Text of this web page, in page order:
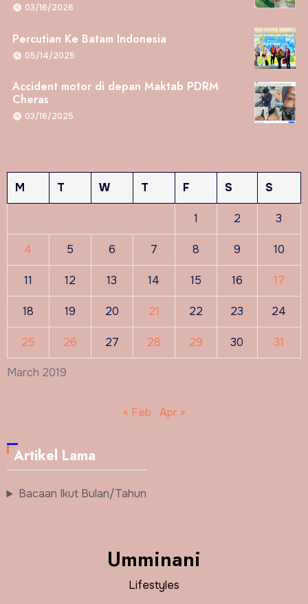
03/16/2026
Percutian Ke Batam Indonesia
05/14/2025
Accident motor di depan Maktab PDRM
Cheras
03/16/2025
March 2019
M T W T F S S
1 2 3
4 5 6 7 8 9 10
11 12 13 14 15 16 17
18 19 20 21 22 23 24
25 26 27 28 29 30 31
« Feb Apr »
Artikel Lama
Bacaan Ikut Bulan/Tahun
Umminani
Lifestyles